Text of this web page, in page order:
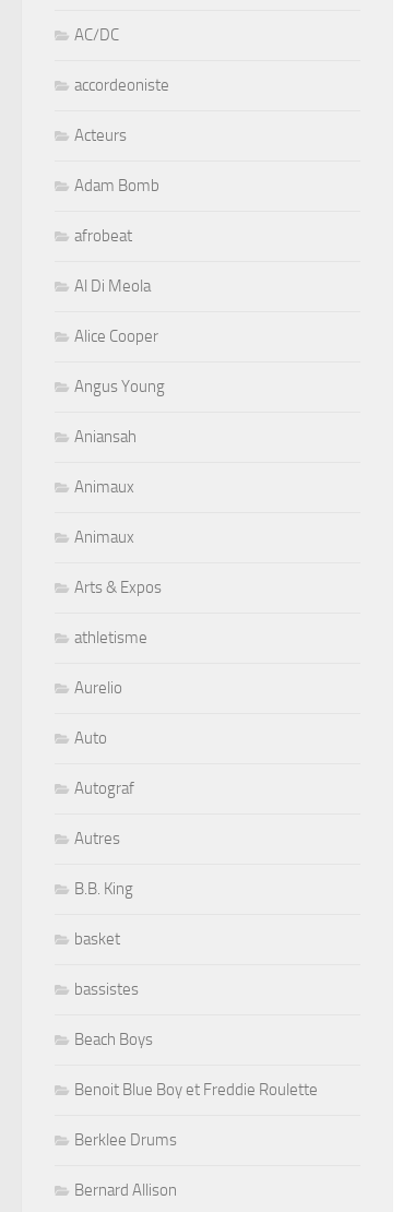
AC/DC
accordeoniste
Acteurs
Adam Bomb
afrobeat
Al Di Meola
Alice Cooper
Angus Young
Aniansah
Animaux
Animaux
Arts & Expos
athletisme
Aurelio
Auto
Autograf
Autres
B.B. King
basket
bassistes
Beach Boys
Benoit Blue Boy et Freddie Roulette
Berklee Drums
Bernard Allison